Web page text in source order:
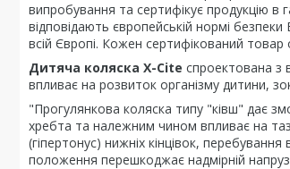
випробування та сертифікує продукцію в
відповідають європейській нормі
всій Європі. Кожен сертифікований
Дитяча коляска X-Cite спроектована з
впливає на розвиток організму дитини,
"Прогулянкова коляска типу "ківш" дає
хребта та належним чином впливає на
(гіпертонус) нижніх кінцівок,
положення перешкоджає надмірній